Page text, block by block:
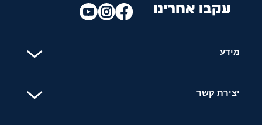
מידע
יצירת קשר
עקבו אחרינו